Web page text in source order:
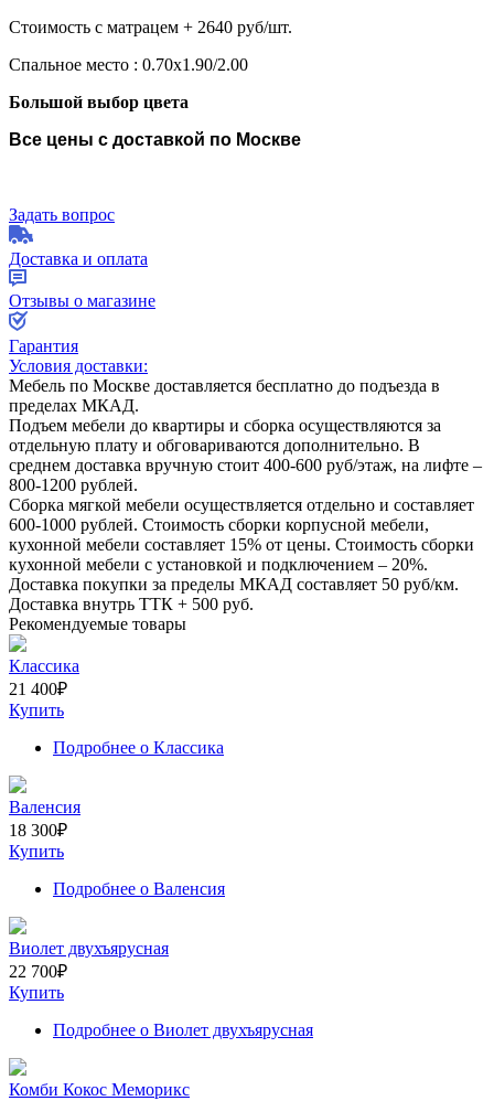
Стоимость с матрацем + 2640 руб/шт.
Спальное место : 0.70х1.90/2.00
Большой выбор цвета
Все цены с доставкой по Москве
Задать вопрос
Доставка и оплата
Отзывы о магазине
Гарантия
Условия доставки:
Мебель по Москве доставляется бесплатно до подъезда в
пределах МКАД.
Подъем мебели до квартиры и сборка осуществляются за
отдельную плату и обговариваются дополнительно. В
среднем доставка вручную стоит 400-600 руб/этаж, на лифте –
800-1200 рублей.
Сборка мягкой мебели осуществляется отдельно и составляет
600-1000 рублей. Стоимость сборки корпусной мебели,
кухонной мебели составляет 15% от цены. Стоимость сборки
кухонной мебели с установкой и подключением – 20%.
Доставка покупки за пределы МКАД составляет 50 руб/км.
Доставка внутрь ТТК + 500 руб.
Рекомендуемые товары
Классика
21 400₽
Купить
Подробнее о Классика
Валенсия
18 300₽
Купить
Подробнее о Валенсия
Виолет двухъярусная
22 700₽
Купить
Подробнее о Виолет двухъярусная
Комби Кокос Меморикс